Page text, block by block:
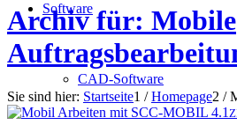
Software
CAD-Software
Archiv für: Mobile
Sie sind hier: Startseite1 / Homepage2 /